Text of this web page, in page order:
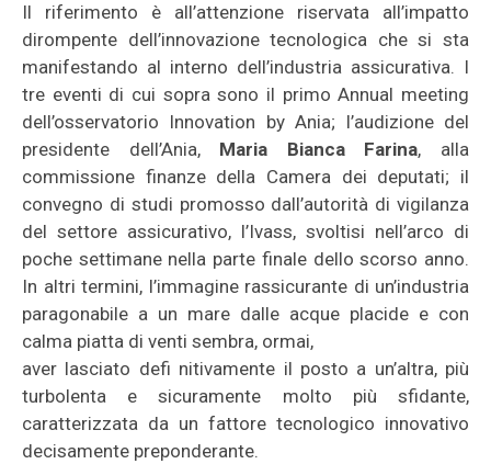
Il riferimento è all’attenzione riservata all’impatto
dirompente dell’innovazione tecnologica che si sta
manifestando al interno dell’industria assicurativa. I
tre eventi di cui sopra sono il primo Annual meeting
dell’osservatorio Innovation by Ania; l’audizione del
presidente dell’Ania, Maria Bianca Farina, alla
commissione finanze della Camera dei deputati; il
convegno di studi promosso dall’autorità di vigilanza
del settore assicurativo, l’Ivass, svoltisi nell’arco di
poche settimane nella parte finale dello scorso anno.
In altri termini, l’immagine rassicurante di un’industria
paragonabile a un mare dalle acque placide e con
calma piatta di venti sembra, ormai,
aver lasciato defi nitivamente il posto a un’altra, più
turbolenta e sicuramente molto più sfidante,
caratterizzata da un fattore tecnologico innovativo
decisamente preponderante.